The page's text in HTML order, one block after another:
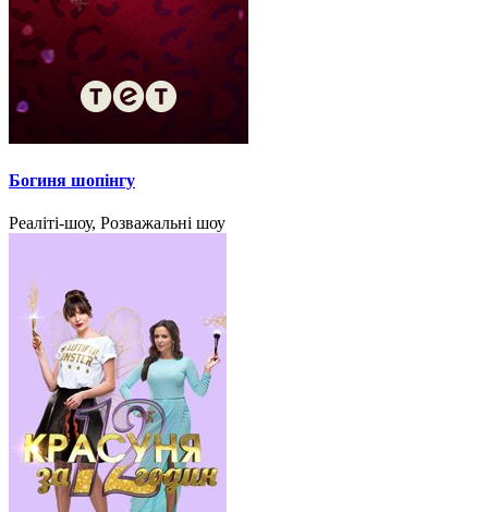
Богиня шопінгу
Реаліті-шоу, Розважальні шоу